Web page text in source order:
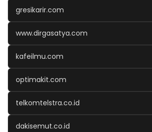
gresikarir.com
www.dirgasatya.com
kafeilmu.com
optimakit.com
telkomtelstra.co.id
dakisemut.co.id